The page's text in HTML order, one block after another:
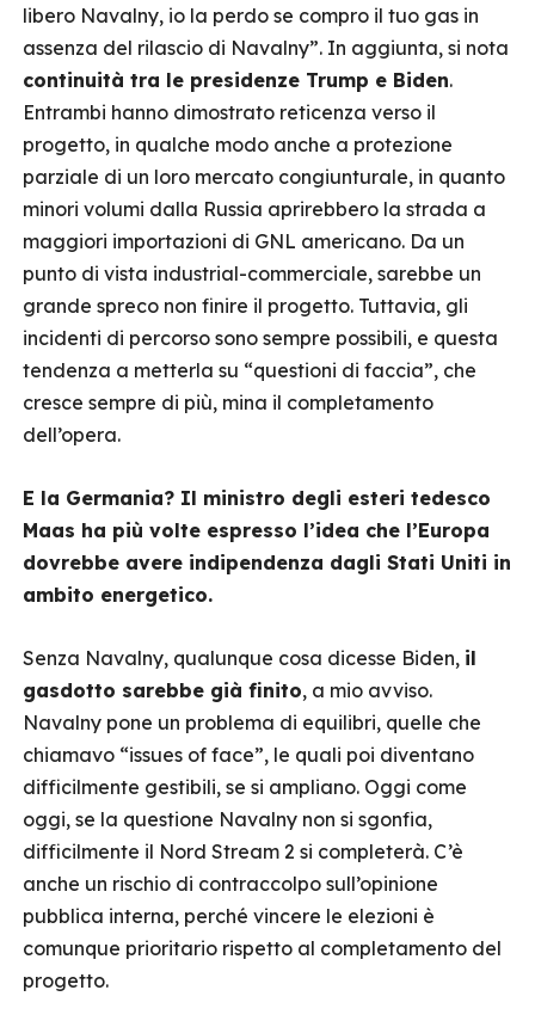
libero Navalny, io la perdo se compro il tuo gas in
assenza del rilascio di Navalny”. In aggiunta, si nota
continuità tra le presidenze Trump e Biden.
Entrambi hanno dimostrato reticenza verso il
progetto, in qualche modo anche a protezione
parziale di un loro mercato congiunturale, in quanto
minori volumi dalla Russia aprirebbero la strada a
maggiori importazioni di GNL americano. Da un
punto di vista industrial-commerciale, sarebbe un
grande spreco non finire il progetto. Tuttavia, gli
incidenti di percorso sono sempre possibili, e questa
tendenza a metterla su “questioni di faccia”, che
cresce sempre di più, mina il completamento
dell’opera.
E la Germania? Il ministro degli esteri tedesco
Maas ha più volte espresso l’idea che l’Europa
dovrebbe avere indipendenza dagli Stati Uniti in
ambito energetico.
Senza Navalny, qualunque cosa dicesse Biden, il
gasdotto sarebbe già finito, a mio avviso.
Navalny pone un problema di equilibri, quelle che
chiamavo “issues of face”, le quali poi diventano
difficilmente gestibili, se si ampliano. Oggi come
oggi, se la questione Navalny non si sgonfia,
difficilmente il Nord Stream 2 si completerà. C’è
anche un rischio di contraccolpo sull’opinione
pubblica interna, perché vincere le elezioni è
comunque prioritario rispetto al completamento del
progetto.